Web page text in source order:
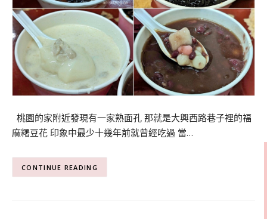
桃園的家附近發現有一家熟面孔 那就是大興西路巷子裡的福
麻糬豆花 印象中最少十幾年前就曾經吃過 當…
CONTINUE READING